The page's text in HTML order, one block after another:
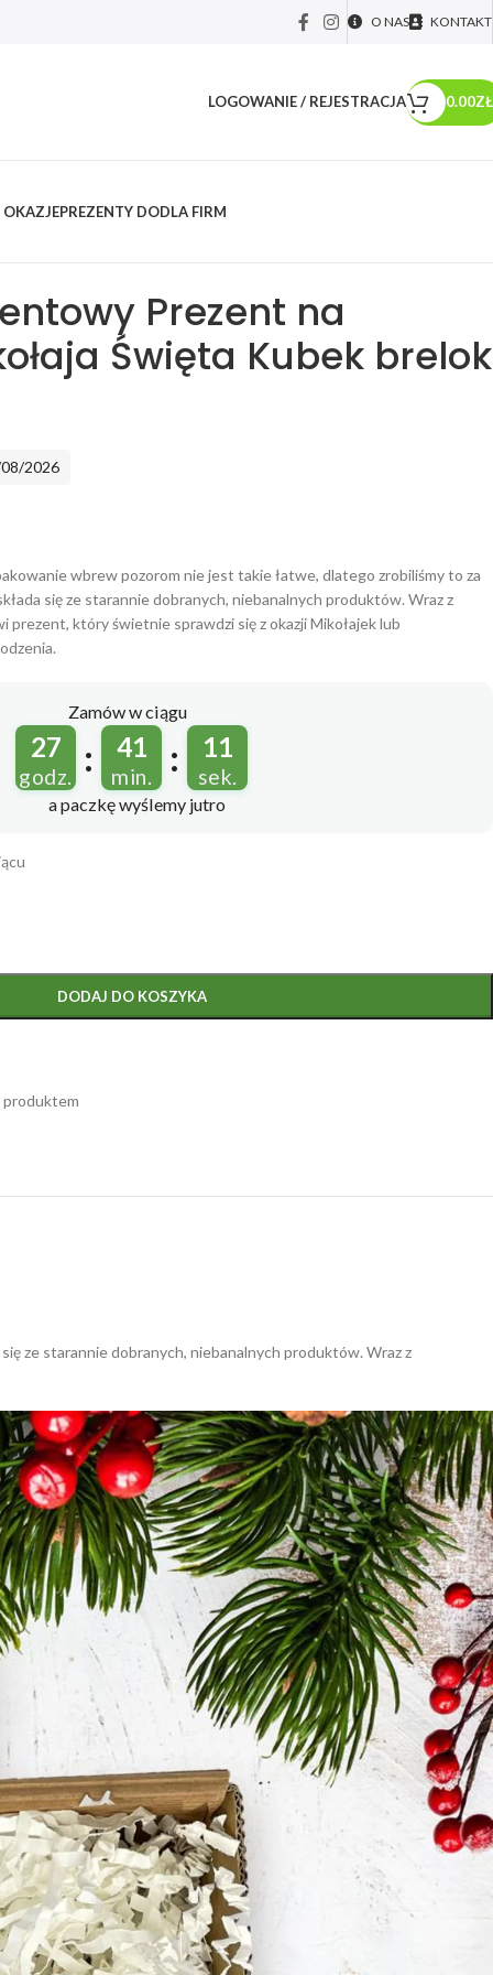
O NAS KONTAKT
LOGOWANIE / REJESTRACJA 0.00ZŁ
OKAZJEPREZENTY DODLA FIRM
Prezent na
Święta Kubek brelok
2026
wbrew pozorom nie jest takie łatwe, dlatego zrobiliśmy to za
się ze starannie dobranych, niebanalnych produktów. Wraz z
prezent, który świetnie sprawdzi się z okazji Mikołajek lub
Zamów w ciągu
27
godz. : 41
min. : 07
sek.
a paczkę wyślemy jutro
DODAJ DO KOSZYKA
ze starannie dobranych, niebanalnych produktów. Wraz z